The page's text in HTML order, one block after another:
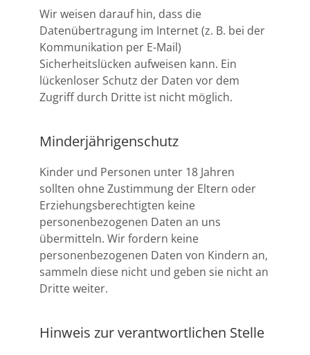
Wir weisen darauf hin, dass die
Datenübertragung im Internet (z. B. bei der
Kommunikation per E-Mail)
Sicherheitslücken aufweisen kann. Ein
lückenloser Schutz der Daten vor dem
Zugriff durch Dritte ist nicht möglich.
Minderjährigenschutz
Kinder und Personen unter 18 Jahren
sollten ohne Zustimmung der Eltern oder
Erziehungsberechtigten keine
personenbezogenen Daten an uns
übermitteln. Wir fordern keine
personenbezogenen Daten von Kindern an,
sammeln diese nicht und geben sie nicht an
Dritte weiter.
Hinweis zur verantwortlichen Stelle